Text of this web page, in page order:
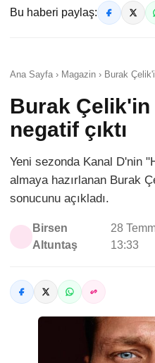
Bu haberi paylaş:
Ana Sayfa › Magazin › Burak
Burak
negatif çıktı
Yeni sezonda Kanal D'nin
almaya hazırlanan Burak
sonucunu açıkladı.
Birsen
Altuntaş
28
13:33